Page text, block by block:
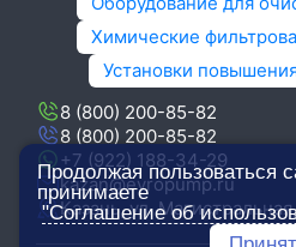
Химические
Установки
8 (800) 200-85-82
8 (800) 200-85-82
+7 (922) 188-34-29
kazan@evropump.ru
Казань, ​ул.
Продолжая пользоваться
принимаете
"Соглашение об